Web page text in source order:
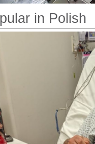
at a Loss
in Polish